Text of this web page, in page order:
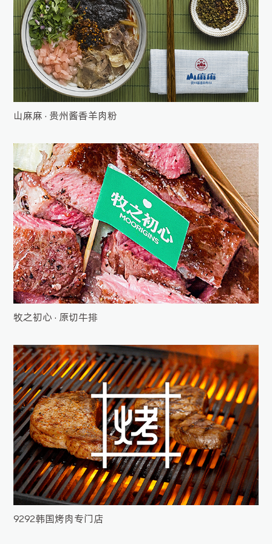
山麻麻 · 贵州酱香羊肉粉
牧之初心 · 原切牛排
9292韩国烤肉专门店